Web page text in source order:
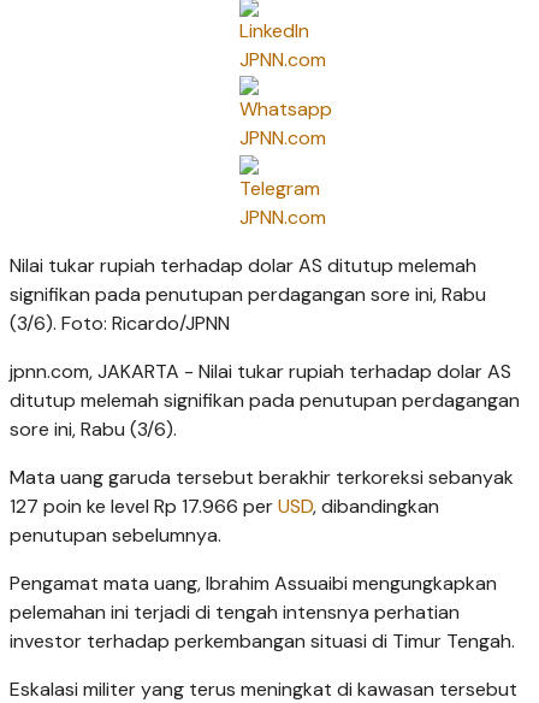
Nilai tukar rupiah terhadap dolar AS ditutup melemah
signifikan pada penutupan perdagangan sore ini, Rabu
(3/6). Foto: Ricardo/JPNN
jpnn.com, JAKARTA - Nilai tukar rupiah terhadap dolar AS
ditutup melemah signifikan pada penutupan perdagangan
sore ini, Rabu (3/6).
Mata uang garuda tersebut berakhir terkoreksi sebanyak
127 poin ke level Rp 17.966 perUSD, dibandingkan
penutupan sebelumnya.
Pengamat mata uang, Ibrahim Assuaibi mengungkapkan
pelemahan ini terjadi di tengah intensnya perhatian
investor terhadap perkembangan situasi di Timur Tengah.
Eskalasi militer yang terus meningkat di kawasan tersebut